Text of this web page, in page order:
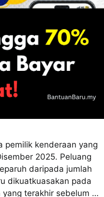
pemilik kenderaan yang
2025. Peluang
daripada jumlah
dikuatkuasakan pada
yang terakhir sebelum …